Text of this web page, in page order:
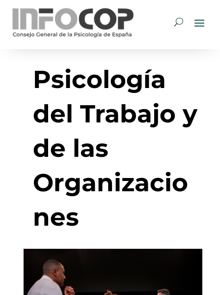
Psicología
del Trabajo y
de las
Organizacio
nes